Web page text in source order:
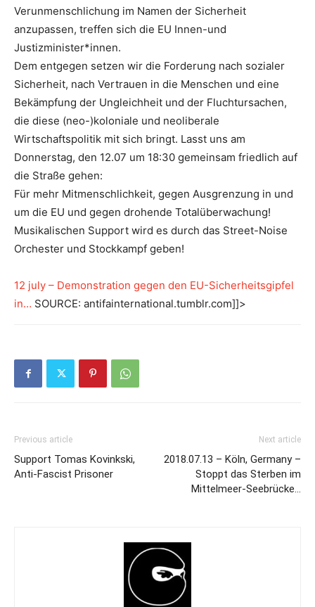
Verunmenschlichung im Namen der Sicherheit
anzupassen, treffen sich die EU Innen-und
Justizminister*innen.
Dem entgegen setzen wir die Forderung nach sozialer
Sicherheit, nach Vertrauen in die Menschen und eine
Bekämpfung der Ungleichheit und der Fluchtursachen,
die diese (neo-)koloniale und neoliberale
Wirtschaftspolitik mit sich bringt. Lasst uns am
Donnerstag, den 12.07 um 18:30 gemeinsam friedlich auf
die Straße gehen:
Für mehr Mitmenschlichkeit, gegen Ausgrenzung in und
um die EU und gegen drohende Totalüberwachung!
Musikalischen Support wird es durch das Street-Noise
Orchester und Stockkampf geben!
12 july – Demonstration gegen den EU-Sicherheitsgipfel
in… SOURCE: antifainternational.tumblr.com]]>
Previous article
Support Tomas Kovinkski,
Anti-Fascist Prisoner
Next article
2018.07.13 – Köln, Germany –
Stoppt das Sterben im
Mittelmeer-Seebrücke…